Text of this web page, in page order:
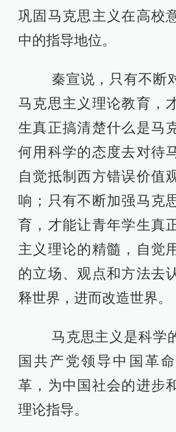
巩固马克思主义在高校
中的指导地位。
秦宣说，只有不断
马克思主义理论教育，
生真正搞清楚什么是马
何用科学的态度去对待
自觉抵制西方错误价值
响；只有不断加强马克
育，才能让青年学生真
主义理论的精髓，自觉
的立场、观点和方法去
释世界，进而改造世界。
马克思主义是科学的
国共产党领导中国革
革，为中国社会的进步
理论指导。